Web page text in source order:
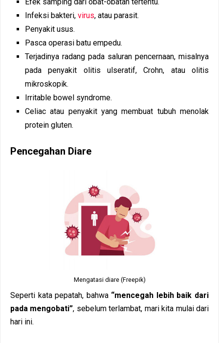
Infeksi bakteri, virus, atau parasit.
Penyakit usus.
Pasca operasi batu empedu.
Terjadinya radang pada saluran pencernaan, misalnya
pada penyakit olitis ulseratif, Crohn, atau olitis
mikroskopik.
Irritable bowel syndrome.
Celiac atau penyakit yang membuat tubuh menolak
protein gluten.
Pencegahan Diare
Mengatasi diare (Freepik)
Seperti kata pepatah, bahwa “mencegah lebih baik dari
pada mengobati”, sebelum terlambat, mari kita mulai dari
hari ini.